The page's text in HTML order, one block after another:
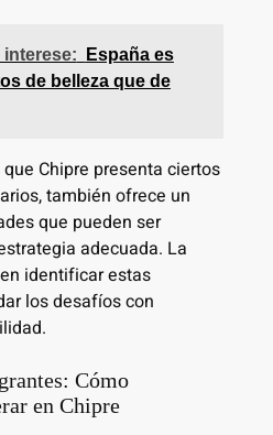
interese:
España es
de belleza que de
Chipre presenta ciertos
también ofrece un
que pueden ser
adecuada. La
identificar estas
los desafíos con
Cómo
en Chipre